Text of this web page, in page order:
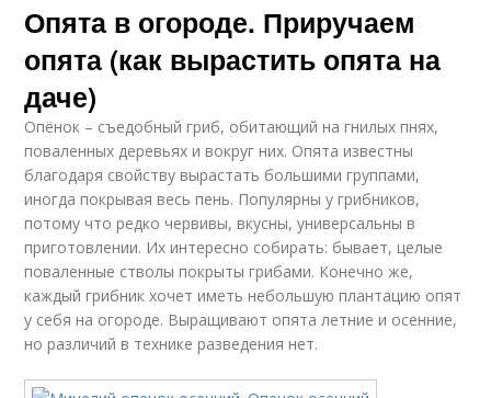
Опята в огороде. Приручаем
опята (как вырастить опята на
даче)
Опёнок – съедобный гриб, обитающий на гнилых пнях,
поваленных деревьях и вокруг них. Опята известны
благодаря свойству вырастать большими группами,
иногда покрывая весь пень. Популярны у грибников,
потому что редко червивы, вкусны, универсальны в
приготовлении. Их интересно собирать: бывает, целые
поваленные стволы покрыты грибами. Конечно же,
каждый грибник хочет иметь небольшую плантацию опят
у себя на огороде. Выращивают опята летние и осенние,
но различий в технике разведения нет.